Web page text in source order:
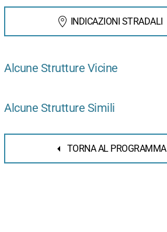
INDICAZIONI STRADALI
Alcune Strutture Vicine
Alcune Strutture Simili
TORNA AL PROGRAMMA